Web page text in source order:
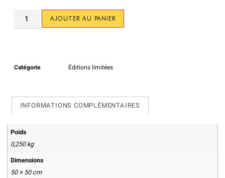
AJOUTER AU PANIER
Catégorie Éditions limitées
INFORMATIONS COMPLÉMENTAIRES
Poids
0,250 kg
Dimensions
50 × 50 cm